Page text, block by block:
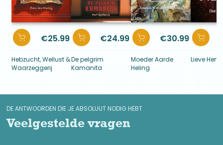
€25.99
Hebzucht, Wellust &
Waarzeggerij
€24.99
De pelgrim
Kamanita
€30.99
Moeder Aarde
Heling
Lieve
DE ANTWOORDEN DIE JE ABSOLUUT NODIG HEBT
Veelgestelde vragen